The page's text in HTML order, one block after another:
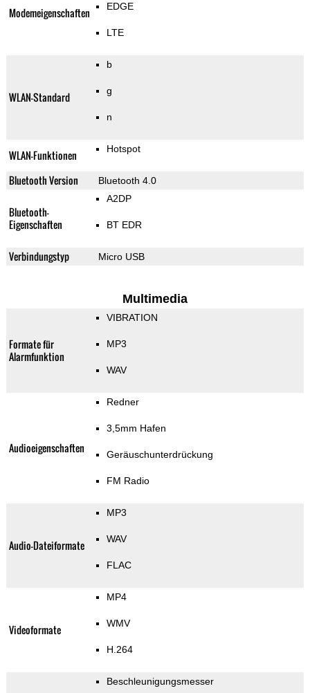
Modemeigenschaften EDGE
LTE
WLAN-Standard
b
g
n
WLAN-Funktionen Hotspot
Bluetooth Version Bluetooth 4.0
Bluetooth-
Eigenschaften
A2DP
BT EDR
Verbindungstyp Micro USB
Multimedia
Formate für
Alarmfunktion
VIBRATION
MP3
WAV
Audioeigenschaften
Redner
3,5mm Hafen
Geräuschunterdrückung
FM Radio
Audio-Dateiformate
MP3
WAV
FLAC
Videoformate
MP4
WMV
H.264
Beschleunigungsmesser